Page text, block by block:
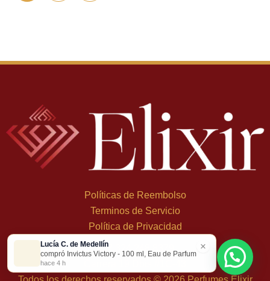
Políticas de Reembolso
Terminos de Servicio
Política de Privacidad
+57 324 248 8379
Lucía C. de Medellín
compró Invictus Victory - 100 ml, Eau de Parfum
hace 4 h
×